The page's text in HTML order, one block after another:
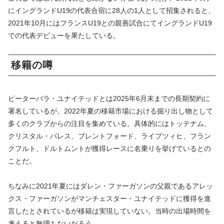
にイングランドU19の代表合宿に28人の1人として招集されると、
2021年10月にはフランスU19との親善試合にてイングランドU19
での代表デビューを果たしている。
移籍の噂
ピーターバラ・ユナイテッドとは2025年6月末までの長期契約に
署名しているが、2022年夏の移籍市場における掘り出し物として
多くのクラブからの注目を集めている。具体的にはトッテナム、
クリスタル・パレス、ブレントフォード、ライプツィヒ、フラン
クフルト、ドルトムントが獲得レースに名乗りを挙げているとの
ことだ。
ちなみに2021年夏にはダレン・ファーガソンの父親であるアレッ
クス・ファーガソンがマンチェスター・ユナイテッドに獲得を進
言したとされているが移籍は実現していない。当時の出場時間を